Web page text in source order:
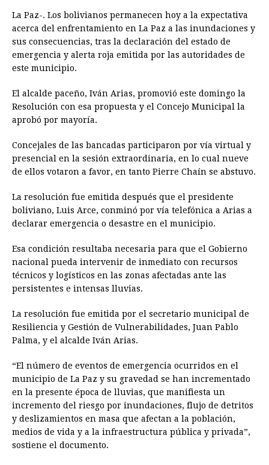
La Paz-. Los bolivianos permanecen hoy a la expectativa
acerca del enfrentamiento en La Paz a las inundaciones y
sus consecuencias, tras la declaración del estado de
emergencia y alerta roja emitida por las autoridades de
este municipio.
El alcalde paceño, Iván Arias, promovió este domingo la
Resolución con esa propuesta y el Concejo Municipal la
aprobó por mayoría.
Concejales de las bancadas participaron por vía virtual y
presencial en la sesión extraordinaria, en lo cual nueve
de ellos votaron a favor, en tanto Pierre Chaín se abstuvo.
La resolución fue emitida después que el presidente
boliviano, Luis Arce, conminó por vía telefónica a Arias a
declarar emergencia o desastre en el municipio.
Esa condición resultaba necesaria para que el Gobierno
nacional pueda intervenir de inmediato con recursos
técnicos y logísticos en las zonas afectadas ante las
persistentes e intensas lluvias.
La resolución fue emitida por el secretario municipal de
Resiliencia y Gestión de Vulnerabilidades, Juan Pablo
Palma, y el alcalde Iván Arias.
“El número de eventos de emergencia ocurridos en el
municipio de La Paz y su gravedad se han incrementado
en la presente época de lluvias, que manifiesta un
incremento del riesgo por inundaciones, flujo de detritos
y deslizamientos en masa que afectan a la población,
medios de vida y a la infraestructura pública y privada”,
sostiene el documento.